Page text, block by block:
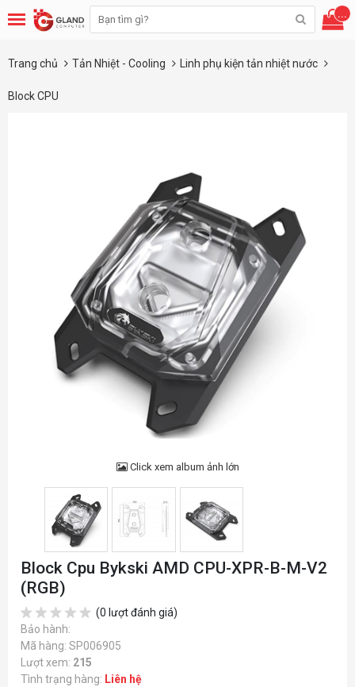
...
Trang chủ Tản Nhiệt - Cooling Linh phụ kiện tản nhiệt nước
Block CPU
Click xem album ảnh lớn
Block Cpu Bykski AMD CPU-XPR-B-M-V2
(RGB)
(0 lượt đánh giá)
Bảo hành:
Mã hàng: SP006905
Lượt xem: 215
Tình trạng hàng: Liên hệ